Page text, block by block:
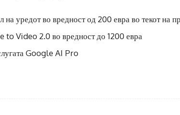
на уредот во вредност од 200 евра во текот на
to Video 2.0 во вредност до 1200 евра
Google AI Pro